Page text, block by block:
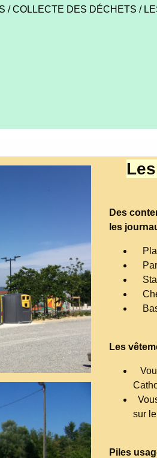
/COLLECTE DES DÉCHETS /
Des
les
Bas
Les
sur
Piles